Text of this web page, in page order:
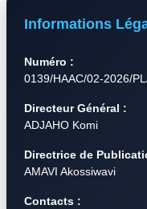
Informations
Numéro :
0139/HAAC/02-2026/
Directeur Général :
ADJAHO Komi
Directrice de
AMAVI Akossiwavi
Contacts :